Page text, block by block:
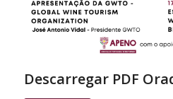
Descarregar PDF